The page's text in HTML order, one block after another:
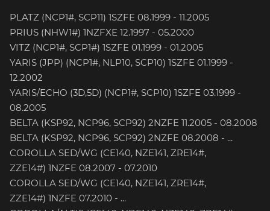
PLATZ (NCP1#, SCP11) 1SZFE 08.1999 - 11.2005
PRIUS (NHW1#) 1NZFXE 12.1997 - 05.2000
VITZ (NCP1#, SCP1#) 1SZFE 01.1999 - 01.2005
YARIS (JPP) (NCP1#, NLP10, SCP10) 1SZFE 01.1999 -
12.2002
YARIS/ECHO (3D,5D) (NCP1#, SCP10) 1SZFE 03.1999 -
08.2005
BELTA (KSP92, NCP96, SCP92) 2NZFE 11.2005 - 08.2008
BELTA (KSP92, NCP96, SCP92) 2NZFE 08.2008 - ...
COROLLA SED/WG (CE140, NZE141, ZRE14#,
ZZE14#) 1NZFE 08.2007 - 07.2010
COROLLA SED/WG (CE140, NZE141, ZRE14#,
ZZE14#) 1NZFE 07.2010 - ...